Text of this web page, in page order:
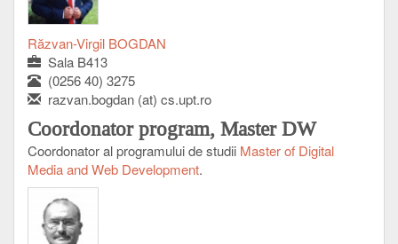
Răzvan-Virgil BOGDAN
Sala B413
(0256 40) 3275
razvan.bogdan (at) cs.upt.ro
Coordonator program, Master DW
Coordonator al programului de studii Master of Digital
Media and Web Development.